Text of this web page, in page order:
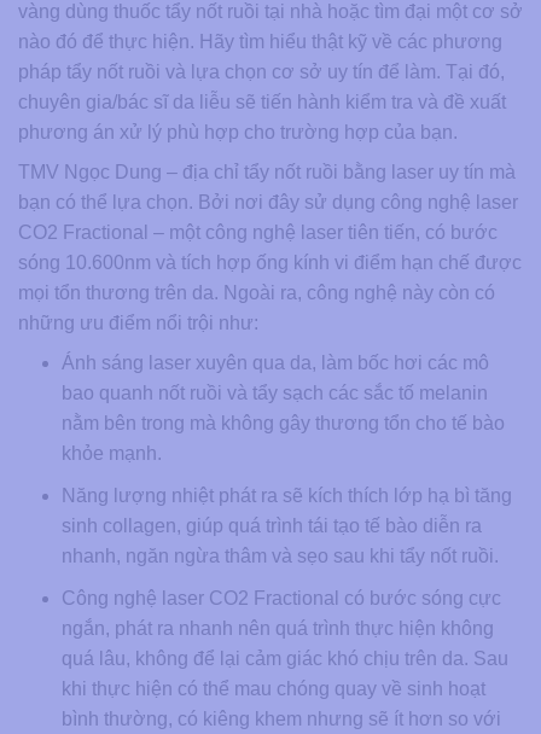
vàng dùng thuốc tẩy nốt ruồi tại nhà hoặc tìm đại một cơ sở
nào đó để thực hiện. Hãy tìm hiểu thật kỹ về các phương
pháp tẩy nốt ruồi và lựa chọn cơ sở uy tín để làm. Tại đó,
chuyên gia/bác sĩ da liễu sẽ tiến hành kiểm tra và đề xuất
phương án xử lý phù hợp cho trường hợp của bạn.
TMV Ngọc Dung – địa chỉ tẩy nốt ruồi bằng laser uy tín mà
bạn có thể lựa chọn. Bởi nơi đây sử dụng công nghệ laser
CO2 Fractional – một công nghệ laser tiên tiến, có bước
sóng 10.600nm và tích hợp ống kính vi điểm hạn chế được
mọi tổn thương trên da. Ngoài ra, công nghệ này còn có
những ưu điểm nổi trội như:
Ánh sáng laser xuyên qua da, làm bốc hơi các mô
bao quanh nốt ruồi và tẩy sạch các sắc tố melanin
nằm bên trong mà không gây thương tổn cho tế bào
khỏe mạnh.
Năng lượng nhiệt phát ra sẽ kích thích lớp hạ bì tăng
sinh collagen, giúp quá trình tái tạo tế bào diễn ra
nhanh, ngăn ngừa thâm và sẹo sau khi tẩy nốt ruồi.
Công nghệ laser CO2 Fractional có bước sóng cực
ngắn, phát ra nhanh nên quá trình thực hiện không
quá lâu, không để lại cảm giác khó chịu trên da. Sau
khi thực hiện có thể mau chóng quay về sinh hoạt
bình thường, có kiêng khem nhưng sẽ ít hơn so với